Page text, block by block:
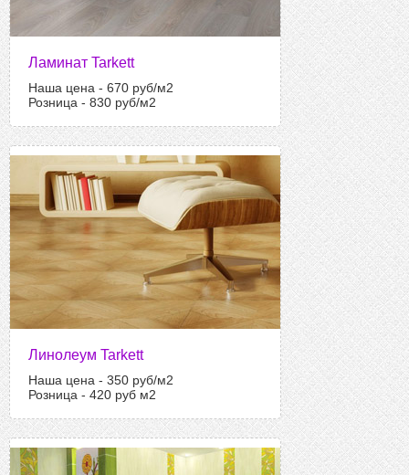
Ламинат Tarkett
Наша цена - 670 руб/м2
Розница - 830 руб/м2
Линолеум Tarkett
Наша цена - 350 руб/м2
Розница - 420 руб м2